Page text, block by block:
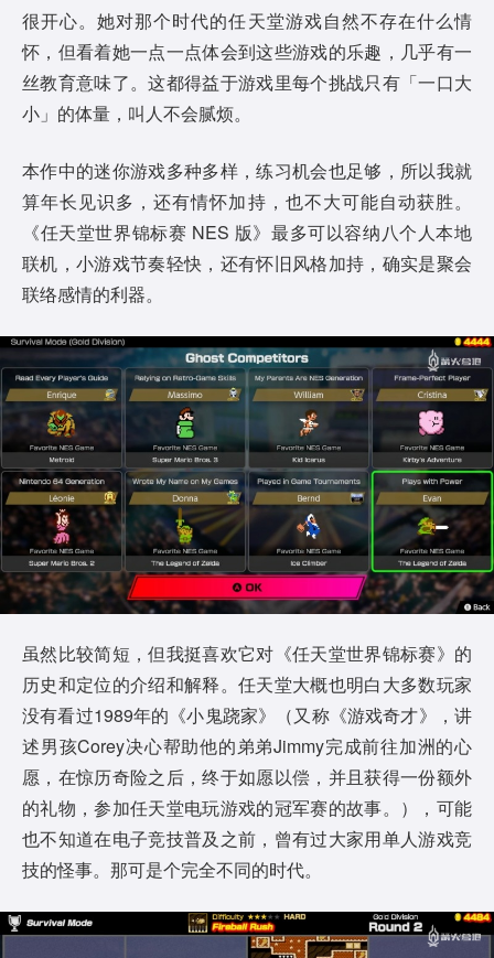
很开心。她对那个时代的任天堂游戏自然不存在什么情
怀，但看着她一点一点体会到这些游戏的乐趣，几乎有一
丝教育意味了。这都得益于游戏里每个挑战只有「一口大
小」的体量，叫人不会腻烦。
本作中的迷你游戏多种多样，练习机会也足够，所以我就
算年长见识多，还有情怀加持，也不大可能自动获胜。
《任天堂世界锦标赛 NES 版》最多可以容纳八个人本地
联机，小游戏节奏轻快，还有怀旧风格加持，确实是聚会
联络感情的利器。
虽然比较简短，但我挺喜欢它对《任天堂世界锦标赛》的
历史和定位的介绍和解释。任天堂大概也明白大多数玩家
没有看过1989年的《小鬼跷家》（又称《游戏奇才》，讲
述男孩Corey决心帮助他的弟弟Jimmy完成前往加洲的心
愿，在惊历奇险之后，终于如愿以偿，并且获得一份额外
的礼物，参加任天堂电玩游戏的冠军赛的故事。），可能
也不知道在电子竞技普及之前，曾有过大家用单人游戏竞
技的怪事。那可是个完全不同的时代。